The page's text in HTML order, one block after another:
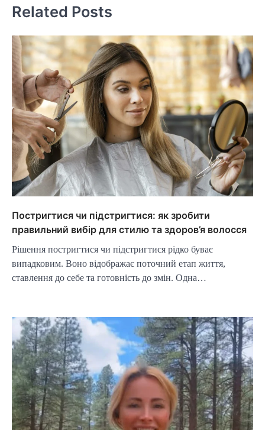
Related Posts
Постригтися чи підстригтися: як зробити
правильний вибір для стилю та здоров’я волосся
Рішення постригтися чи підстригтися рідко буває
випадковим. Воно відображає поточний етап життя,
ставлення до себе та готовність до змін. Одна…